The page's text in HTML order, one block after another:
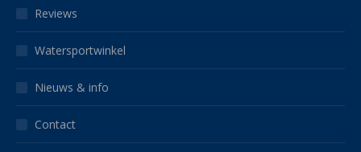
Reviews
Watersportwinkel
Nieuws & info
Contact